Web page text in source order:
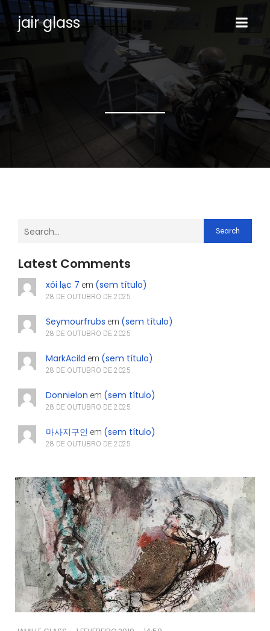
jair glass
Search
Latest Comments
xôi lạc 7 em (sem título)
28 DE OUTUBRO DE 2025
Seymourfrubs em (sem título)
28 DE OUTUBRO DE 2025
MarkAcild em (sem título)
28 DE OUTUBRO DE 2025
Donnielon em (sem título)
28 DE OUTUBRO DE 2025
마사지구인 em (sem título)
28 DE OUTUBRO DE 2025